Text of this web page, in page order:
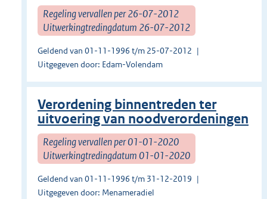
Regeling vervallen per 26-07-2012
Uitwerkingtredingdatum 26-07-2012
Geldend van 01-11-1996 t/m 25-07-2012
Uitgegeven door: Edam-Volendam
Verordening binnentreden ter
uitvoering van noodverordeningen
Regeling vervallen per 01-01-2020
Uitwerkingtredingdatum 01-01-2020
Geldend van 01-11-1996 t/m 31-12-2019
Uitgegeven door: Menameradiel